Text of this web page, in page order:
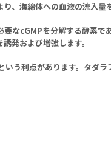
海綿体への血液の流入
なcGMPを分解する酵素
発および増強します。
う利点があります。タダ